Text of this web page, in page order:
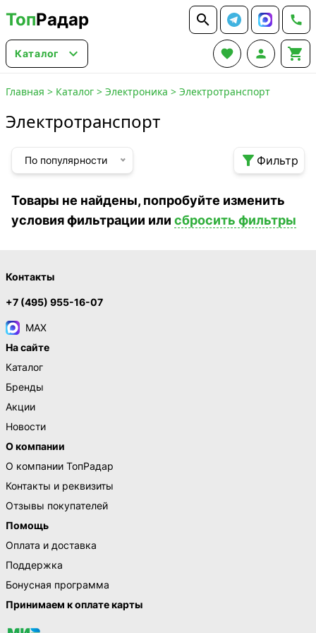
ТопРадар  
Каталог    
Главная > Каталог > Электроника > Электротранспорт
Электротранспорт
По популярности  Фильтр
Товары не найдены, попробуйте изменить
условия фильтрации или сбросить фильтры
Контакты
+7 (495) 955-16-07
MAX
На сайте
Каталог
Бренды
Акции
Новости
О компании
О компании ТопРадар
Контакты и реквизиты
Отзывы покупателей
Помощь
Оплата и доставка
Поддержка
Бонусная программа
Принимаем к оплате карты